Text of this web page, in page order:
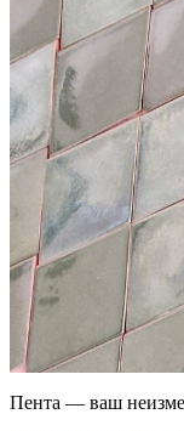
Пента — ваш